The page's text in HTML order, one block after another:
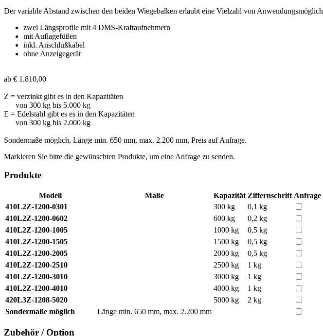
Der variable Abstand zwischen den beiden Wiegebalken erlaubt eine Vielzahl von
zwei Längsprofile mit 4 DMS-Kraftaufnehmern
mit Auflagefüßen
inkl. Anschlußkabel
ohne Anzeigegerät
ab € 1.810,00
Z = verzinkt gibt es in den Kapazitäten
von 300 kg bis 5.000 kg
E = Edelstahl gibt es es in den Kapazitäten
von 300 kg bis 2.000 kg
Sondermaße möglich, Länge min. 650 mm, max. 2.200 mm, Preis auf Anfrage.
Markieren Sie bitte die gewünschten Produkte, um eine Anfrage zu senden.
Produkte
Modell Maße Kapazität Ziffernschritt Anfrage
410L2Z-1200-0301
300 kg
0,1 kg
410L2Z-1200-0602
600 kg
0,2 kg
410L2Z-1200-1005
1000 kg
0,5 kg
410L2Z-1200-1505
1500 kg
0,5 kg
410L2Z-1200-2005
2000 kg
0,5 kg
410L2Z-1200-2510
2500 kg
1 kg
410L2Z-1200-3010
3000 kg
1 kg
410L2Z-1200-4010
4000 kg
1 kg
420L3Z-1208-5020
5000 kg
2 kg
Sondermaße möglich
Länge min. 650 mm, max. 2.200 mm
Zubehör / Option